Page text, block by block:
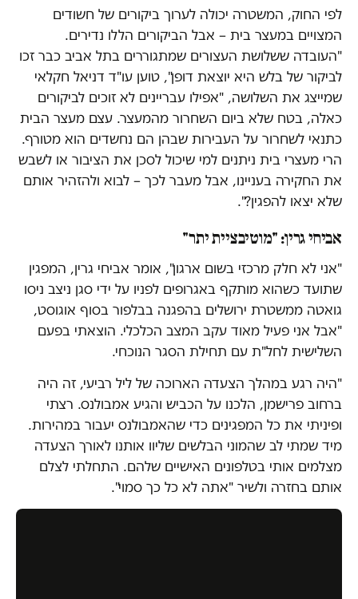
לפי החוק, המשטרה יכולה לערוך ביקורים של חשודים
המצויים במעצר בית – אבל הביקורים הללו נדירים.
"העובדה ששלושת העצורים שמתגוררים בתל אביב כבר זכו
לביקור של בלש היא יוצאת דופן", טוען עו"ד דניאל חקלאי
שמייצג את השלושה, "אפילו עבריינים לא זוכים לביקורים
כאלה, בטח שלא ביום השחרור מהמעצר. עצם מעצר הבית
כתנאי לשחרור על העבירות שבהן הם נחשדים הוא מטורף.
הרי מעצרי בית ניתנים למי שיכול לסכן את הציבור או לשבש
את החקירה בעניינו, אבל מעבר לכך – לבוא ולהזהיר אותם
שלא יצאו להפגין?".
אביחי גרין: "מוטיבציית יתר"
"אני לא חלק מרכזי בשום ארגון", אומר אביחי גרין, המפגין
שתועד כשהוא מותקף באגרופים לפניו על ידי סגן ניצב ניסו
גואטה ממשטרת ירושלים בהפגנה בבלפור בסוף אוגוסט,
"אבל אני פעיל מאוד עקב המצב הכלכלי. הוצאתי בפעם
השלישית לחל"ת עם תחילת הסגר הנוכחי.
"היה רגע במהלך הצעדה הארוכה של ליל רביעי, זה היה
ברחוב פרישמן, הלכנו על הכביש והגיע אמבולנס. רצתי
ופיניתי את כל המפגינים כדי שהאמבולנס יעבור במהירות.
מיד שמתי לב שהמוני הבלשים שליוו אותנו לאורך הצעדה
מצלמים אותי בטלפונים האישיים שלהם. התחלתי לצלם
אותם בחזרה ולשיר "אתה לא כל כך סמוי".